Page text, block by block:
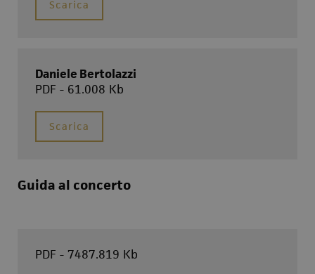
Scarica
Daniele Bertolazzi
PDF - 61.008 Kb
Scarica
Guida al concerto
PDF - 7487.819 Kb